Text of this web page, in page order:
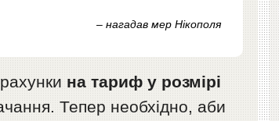
– нагадав мер Нікополя
на тариф у розмірі
Тепер необхідно, аби